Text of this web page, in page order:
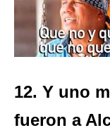
12. Y uno
fueron a